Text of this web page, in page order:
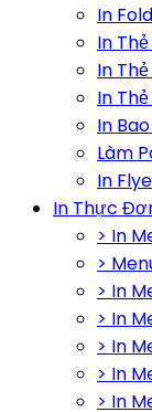
In
In
In
In
In
Làm
In
In Thực
> In
>
> In
> In
> In
> In
> In